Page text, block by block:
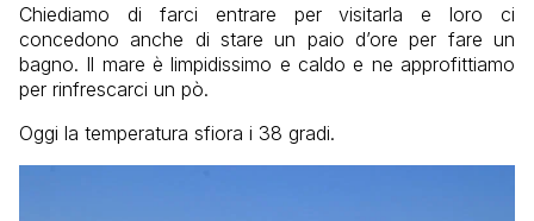
Chiediamo di farci entrare per visitarla e loro ci
concedono anche di stare un paio d’ore per fare un
bagno. Il mare è limpidissimo e caldo e ne approfittiamo
per rinfrescarci un pò.
Oggi la temperatura sfiora i 38 gradi.